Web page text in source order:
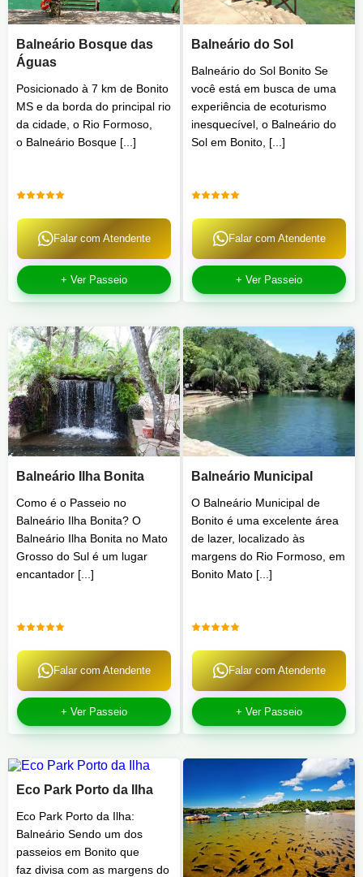
Balneário Bosque das
Águas
Posicionado à 7 km de Bonito
MS e da borda do principal rio
da cidade, o Rio Formoso,
o Balneário Bosque [...]
Falar com Atendente
+ Ver Passeio
Balneário do Sol
Balneário do Sol Bonito Se
você está em busca de uma
experiência de ecoturismo
inesquecível, o Balneário do
Sol em Bonito, [...]
Falar com Atendente
+ Ver Passeio
Balneário Ilha Bonita
Como é o Passeio no
Balneário Ilha Bonita? O
Balneário Ilha Bonita no Mato
Grosso do Sul é um lugar
encantador [...]
Falar com Atendente
+ Ver Passeio
Balneário Municipal
O Balneário Municipal de
Bonito é uma excelente área
de lazer, localizado às
margens do Rio Formoso, em
Bonito Mato [...]
Falar com Atendente
+ Ver Passeio
Eco Park Porto da Ilha
Eco Park Porto da Ilha:
Balneário Sendo um dos
passeios em Bonito que
faz divisa com as margens do